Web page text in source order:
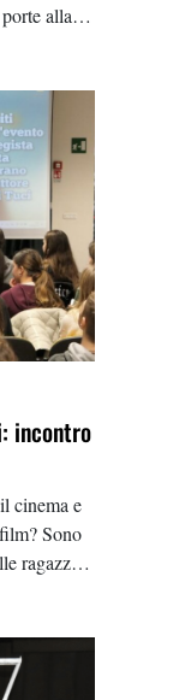
alla
incontro
cinema e
Sono
ragazze